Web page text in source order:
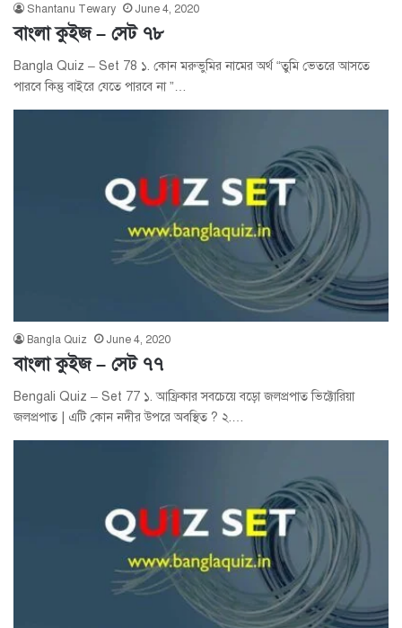
Shantanu Tewary June 4, 2020
বাংলা কুইজ – সেট ৭৮
Bangla Quiz – Set 78 ১. কোন মরুভুমির নামের অর্থ “তুমি ভেতরে আসতে
পারবে কিন্তু বাইরে যেতে পারবে না ”…
Bangla Quiz June 4, 2020
বাংলা কুইজ – সেট ৭৭
Bengali Quiz – Set 77 ১. আফ্রিকার সবচেয়ে বড়ো জলপ্রপাত ভিক্টোরিয়া
জলপ্রপাত | এটি কোন নদীর উপরে অবস্থিত ? ২.…